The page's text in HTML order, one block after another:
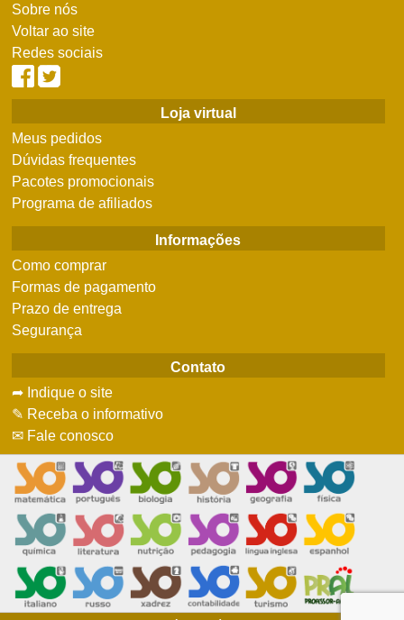
Sobre nós
Voltar ao site
Redes sociais
Loja virtual
Meus pedidos
Dúvidas frequentes
Pacotes promocionais
Programa de afiliados
Informações
Como comprar
Formas de pagamento
Prazo de entrega
Segurança
Contato
➦ Indique o site
✎ Receba o informativo
✉ Fale conosco